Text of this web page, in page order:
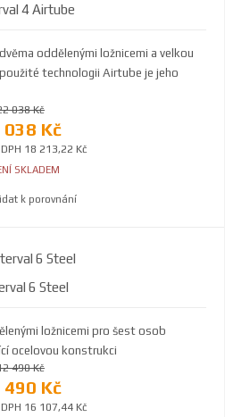
4 Airtube
oddělenými ložnicemi a velkou
technologii Airtube je jeho
038 Kč
038 Kč
18 213,22 Kč
SKLADEM
k porovnání
6 Steel
ložnicemi pro šest osob
ocelovou konstrukci
490 Kč
490 Kč
16 107,44 Kč